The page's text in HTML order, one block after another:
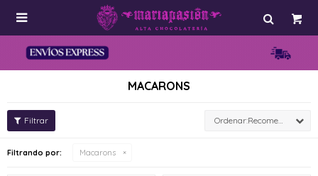

MACARONS
Recomendados
Filtrando por: Macarons